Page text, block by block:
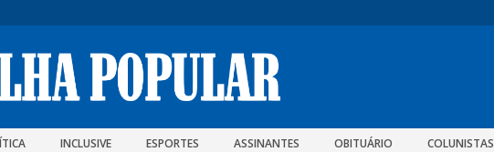
INCLUSIVE ESPORTES ASSINANTES OBITUÁRIO COLUNISTAS